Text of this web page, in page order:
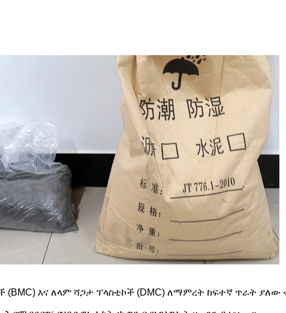
እና ለላም ሻጋታ ፕላስቲኮች (DMC) ለማምረት ከፍተኛ ጥራት ያለው